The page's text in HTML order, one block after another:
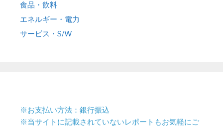
食品・飲料
エネルギー・電力
サービス・S/W
※お支払い方法：銀行振込
※当サイトに記載されていないレポートもお気軽にご